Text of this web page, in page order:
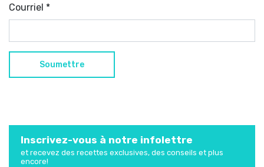
Courriel *
Inscrivez-vous à notre infolettre
et recevez des recettes exclusives, des conseils et plus
encore!